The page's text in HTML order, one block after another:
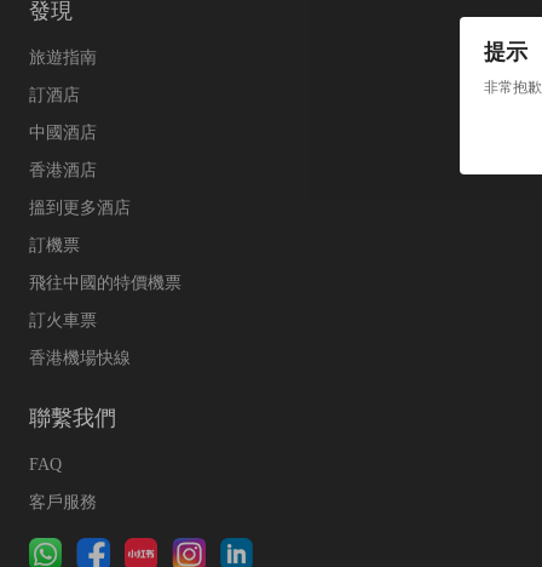
提示
非常抱
發現
旅遊指南
訂酒店
中國酒店
香港酒店
搵到更多酒店
訂機票
飛往中國的特價機票
訂火車票
香港機場快線
聯繫我們
FAQ
客戶服務